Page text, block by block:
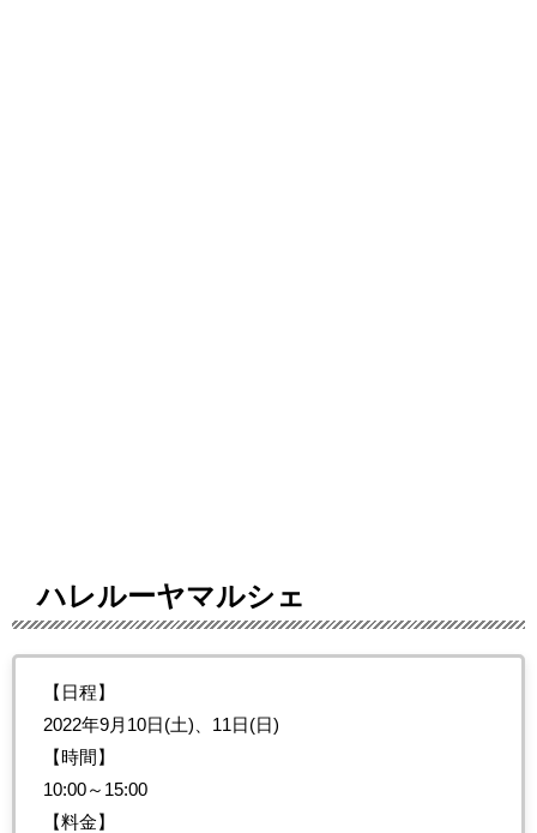
ハレルーヤマルシェ
【日程】
2022年9月10日(土)、11日(日)
【時間】
10:00～15:00
【料金】